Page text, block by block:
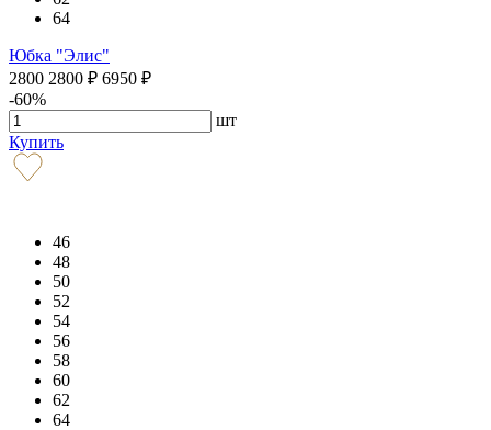
64
Юбка "Элис"
2800 2800 ₽ 6950 ₽
-60%
шт
Купить
46
48
50
52
54
56
58
60
62
64